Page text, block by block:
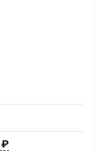
₽